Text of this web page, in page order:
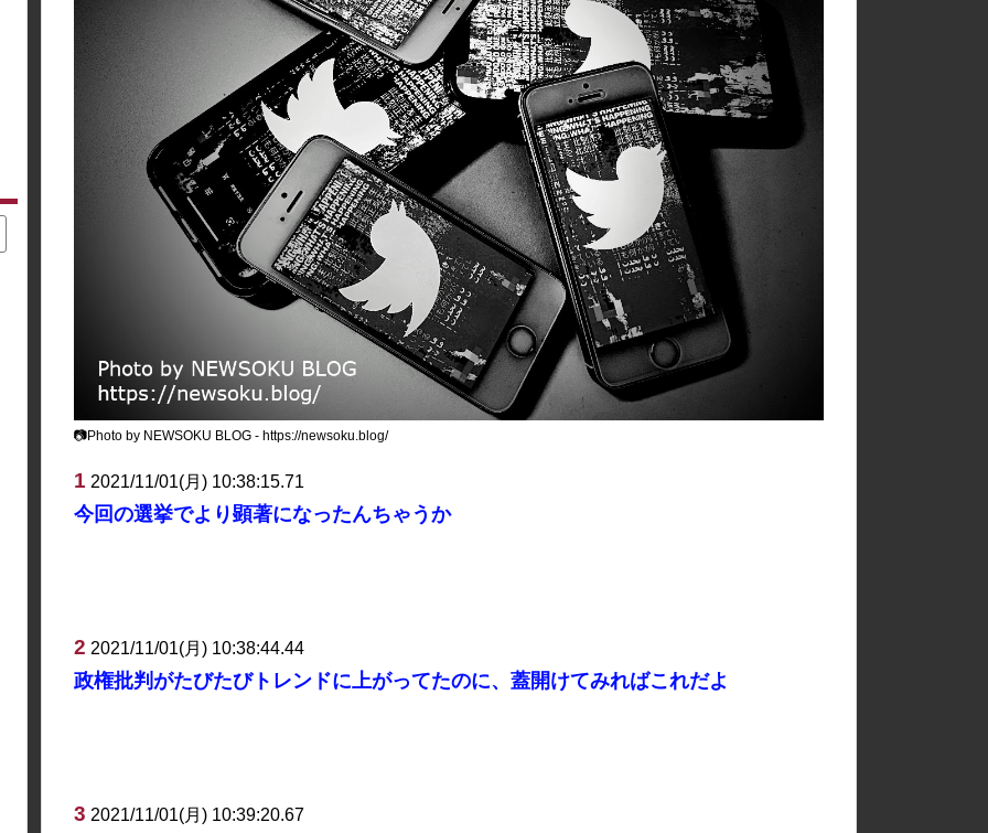
📷Photo by NEWSOKU BLOG - https://newsoku.blog/
1 2021/11/01(月) 10:38:15.71
今回の選挙でより顕著になったんちゃうか
2 2021/11/01(月) 10:38:44.44
政権批判がたびたびトレンドに上がってたのに、蓋開けてみればこれだよ
3 2021/11/01(月) 10:39:20.67